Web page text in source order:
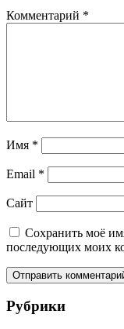
Комментарий *
Имя *
Email *
Сайт
Сохранить моё
последующих моих
Рубрики